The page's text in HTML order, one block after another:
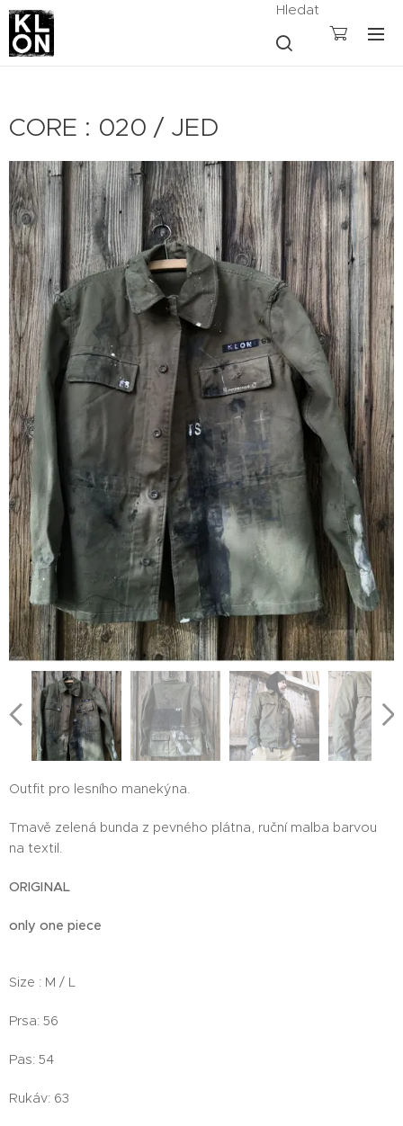
Hledat
CORE : 020 / JED
Outfit pro lesního manekýna.
Tmavě zelená bunda z pevného plátna, ruční malba barvou
na textil.
ORIGINAL
only one piece
Size : M / L
Prsa: 56
Pas: 54
Rukáv: 63